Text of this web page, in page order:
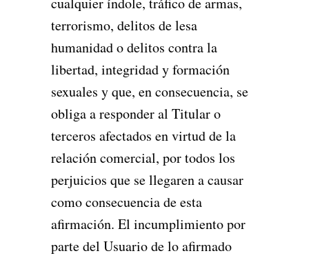
terrorismo, delitos de lesa
humanidad o delitos contra la
libertad, integridad y formación
sexuales y que, en consecuencia, se
obliga a responder al Titular o
terceros afectados en virtud de la
relación comercial, por todos los
perjuicios que se llegaren a causar
como consecuencia de esta
afirmación. El incumplimiento por
parte del Usuario de lo afirmado